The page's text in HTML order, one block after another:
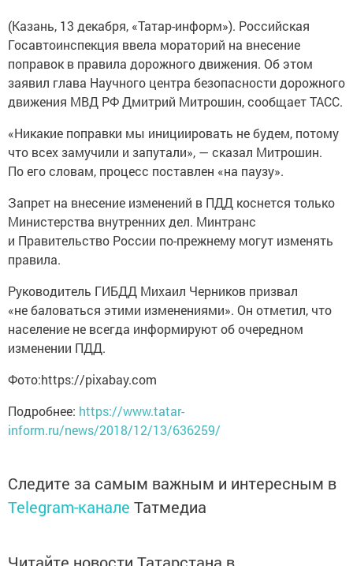
(Казань, 13 декабря, «Татар-информ»). Российская
Госавтоинспекция ввела мораторий на внесение
поправок в правила дорожного движения. Об этом
заявил глава Научного центра безопасности дорожного
движения МВД РФ Дмитрий Митрошин, сообщает ТАСС.
«Никакие поправки мы инициировать не будем, потому
что всех замучили и запутали», — сказал Митрошин.
По его словам, процесс поставлен «на паузу».
Запрет на внесение изменений в ПДД коснется только
Министерства внутренних дел. Минтранс
и Правительство России по-прежнему могут изменять
правила.
Руководитель ГИБДД Михаил Черников призвал
«не баловаться этими изменениями». Он отметил, что
население не всегда информируют об очередном
изменении ПДД.
Фото:https://pixabay.com
Подробнее: https://www.tatar-
inform.ru/news/2018/12/13/636259/
Следите за самым важным и интересным в
Telegram-канале Татмедиа
Читайте новости Татарстана в